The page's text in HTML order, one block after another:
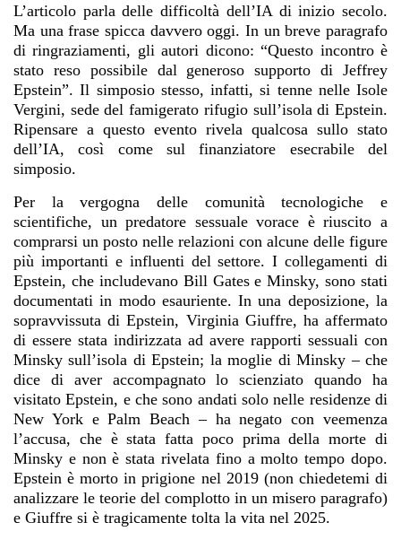
L’articolo parla delle difficoltà dell’IA di inizio secolo.
Ma una frase spicca davvero oggi. In un breve paragrafo
di ringraziamenti, gli autori dicono: “Questo incontro è
stato reso possibile dal generoso supporto di Jeffrey
Epstein”. Il simposio stesso, infatti, si tenne nelle Isole
Vergini, sede del famigerato rifugio sull’isola di Epstein.
Ripensare a questo evento rivela qualcosa sullo stato
dell’IA, così come sul finanziatore esecrabile del
simposio.
Per la vergogna delle comunità tecnologiche e
scientifiche, un predatore sessuale vorace è riuscito a
comprarsi un posto nelle relazioni con alcune delle figure
più importanti e influenti del settore. I collegamenti di
Epstein, che includevano Bill Gates e Minsky, sono stati
documentati in modo esauriente. In una deposizione, la
sopravvissuta di Epstein, Virginia Giuffre, ha affermato
di essere stata indirizzata ad avere rapporti sessuali con
Minsky sull’isola di Epstein; la moglie di Minsky – che
dice di aver accompagnato lo scienziato quando ha
visitato Epstein, e che sono andati solo nelle residenze di
New York e Palm Beach – ha negato con veemenza
l’accusa, che è stata fatta poco prima della morte di
Minsky e non è stata rivelata fino a molto tempo dopo.
Epstein è morto in prigione nel 2019 (non chiedetemi di
analizzare le teorie del complotto in un misero paragrafo)
e Giuffre si è tragicamente tolta la vita nel 2025.